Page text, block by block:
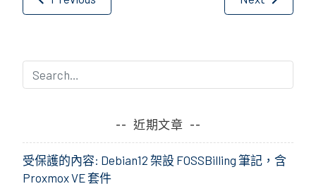
導
覽
近期文章
受保護的內容: Debian12 架設 FOSSBilling 筆記，含
Proxmox VE 套件